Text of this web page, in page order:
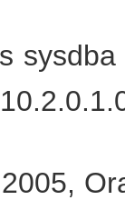
sysdba